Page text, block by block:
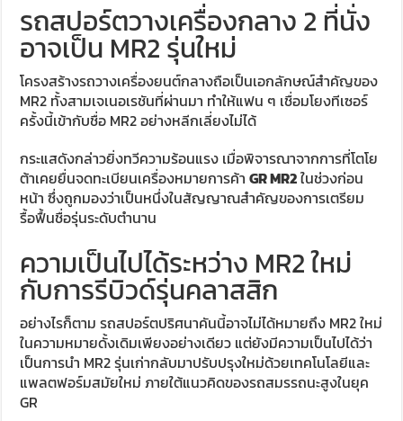
รถสปอร์ตวางเครื่องกลาง 2 ที่นั่ง
อาจเป็น MR2 รุ่นใหม่
โครงสร้างรถวางเครื่องยนต์กลางถือเป็นเอกลักษณ์สำคัญของ
MR2 ทั้งสามเจเนอเรชันที่ผ่านมา ทำให้แฟน ๆ เชื่อมโยงทีเซอร์
ครั้งนี้เข้ากับชื่อ MR2 อย่างหลีกเลี่ยงไม่ได้
กระแสดังกล่าวยิ่งทวีความร้อนแรง เมื่อพิจารณาจากการที่โตโย
ต้าเคยยื่นจดทะเบียนเครื่องหมายการค้าGR MR2ในช่วงก่อน
หน้า ซึ่งถูกมองว่าเป็นหนึ่งในสัญญาณสำคัญของการเตรียม
รื้อฟื้นชื่อรุ่นระดับตำนาน
ความเป็นไปได้ระหว่าง MR2 ใหม่
กับการรีบิวด์รุ่นคลาสสิก
อย่างไรก็ตาม รถสปอร์ตปริศนาคันนี้อาจไม่ได้หมายถึง MR2 ใหม่
ในความหมายดั้งเดิมเพียงอย่างเดียว แต่ยังมีความเป็นไปได้ว่า
เป็นการนำ MR2 รุ่นเก่ากลับมาปรับปรุงใหม่ด้วยเทคโนโลยีและ
แพลตฟอร์มสมัยใหม่ ภายใต้แนวคิดของรถสมรรถนะสูงในยุค
GR